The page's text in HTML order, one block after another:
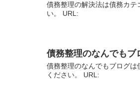
債務整理の解決法は債務カ
い。 URL:
債務整理のなんでもブ
債務整理のなんでもブログ
ください。 URL: